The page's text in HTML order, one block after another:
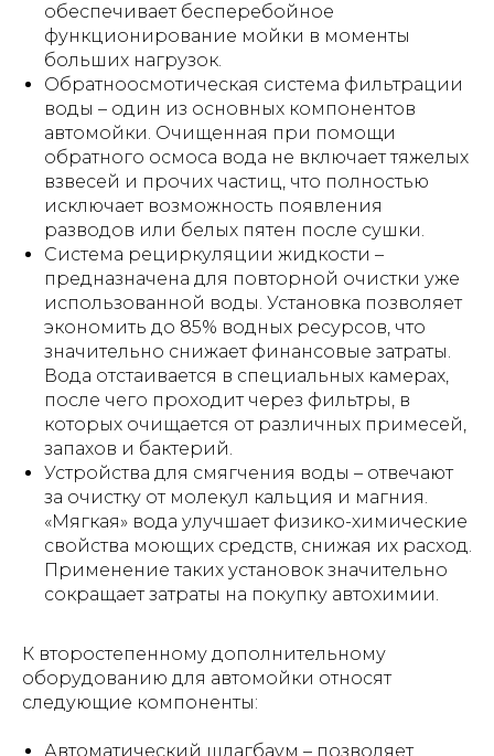
обеспечивает бесперебойное
функционирование мойки в моменты
больших нагрузок.
Обратноосмотическая система фильтрации
воды – один из основных компонентов
автомойки. Очищенная при помощи
обратного осмоса вода не включает тяжелых
взвесей и прочих частиц, что полностью
исключает возможность появления
разводов или белых пятен после сушки.
Система рециркуляции жидкости –
предназначена для повторной очистки уже
использованной воды. Установка позволяет
экономить до 85% водных ресурсов, что
значительно снижает финансовые затраты.
Вода отстаивается в специальных камерах,
после чего проходит через фильтры, в
которых очищается от различных примесей,
запахов и бактерий.
Устройства для смягчения воды – отвечают
за очистку от молекул кальция и магния.
«Мягкая» вода улучшает физико-химические
свойства моющих средств, снижая их расход.
Применение таких установок значительно
сокращает затраты на покупку автохимии.
К второстепенному дополнительному
оборудованию для автомойки относят
следующие компоненты:
Автоматический шлагбаум – позволяет